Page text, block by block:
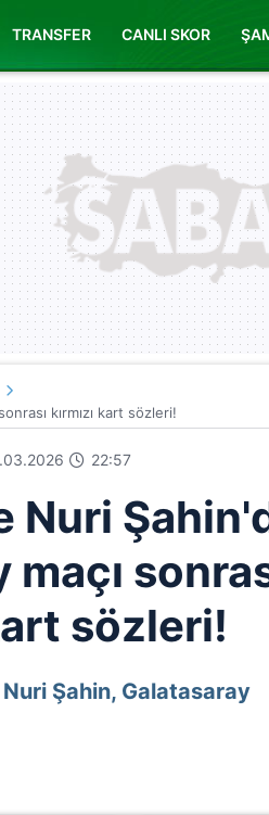
TRANSFER CANLI SKOR
kırmızı kart sözleri!
22:57
Nuri
sözleri!
Şahin, Galatasaray